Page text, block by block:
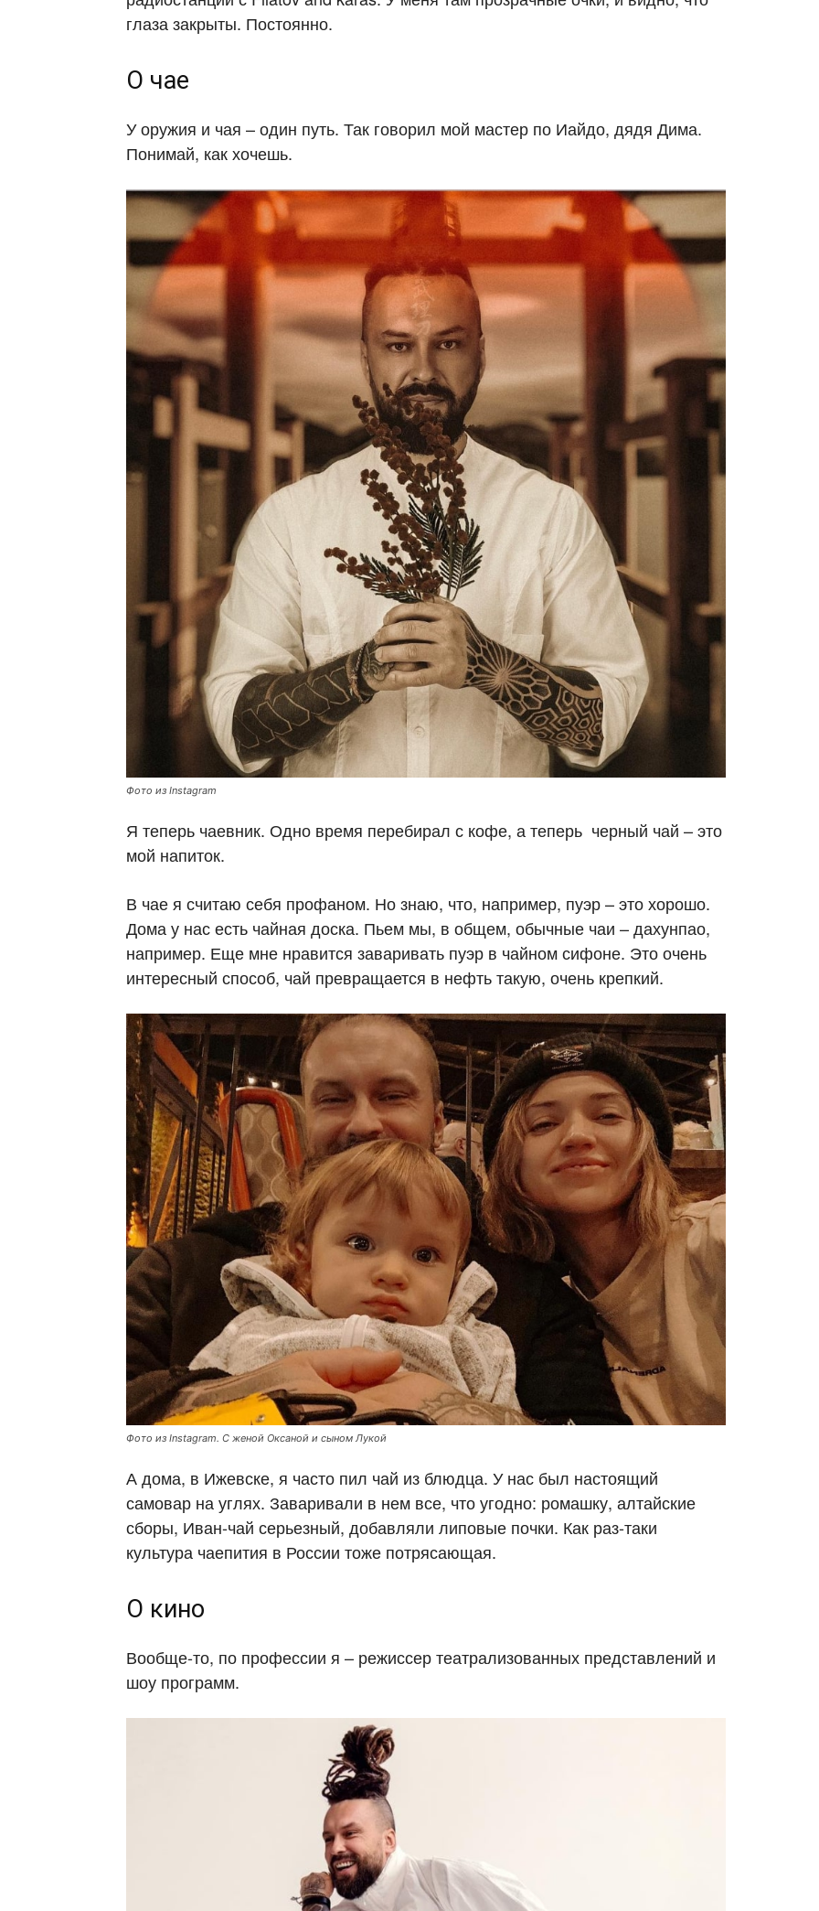
глаза закрыты. Постоянно.
О чае
У оружия и чая – один путь. Так говорил мой мастер по Иайдо, дядя Дима.
Понимай, как хочешь.
Фото из Instagram
Я теперь чаевник. Одно время перебирал с кофе, а теперь черный чай – это
мой напиток.
В чае я считаю себя профаном. Но знаю, что, например, пуэр – это хорошо.
Дома у нас есть чайная доска. Пьем мы, в общем, обычные чаи – дахунпао,
например. Еще мне нравится заваривать пуэр в чайном сифоне. Это очень
интересный способ, чай превращается в нефть такую, очень крепкий.
Фото из Instagram. С женой Оксаной и сыном Лукой
А дома, в Ижевске, я часто пил чай из блюдца. У нас был настоящий
самовар на углях. Заваривали в нем все, что угодно: ромашку, алтайские
сборы, Иван-чай серьезный, добавляли липовые почки. Как раз-таки
культура чаепития в России тоже потрясающая.
О кино
Вообще-то, по профессии я – режиссер театрализованных представлений и
шоу программ.